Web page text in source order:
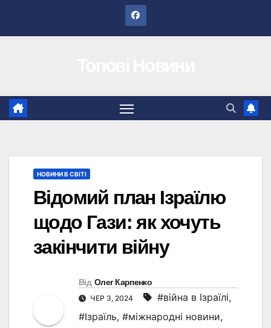
НОВИНИ В СВІТІ
Відомий план Ізраїлю
щодо Гази: як хочуть
закінчити війну
Від Олег Карпенко
ЧЕР 3, 2024 #війна в Ізраїлі,
#Ізраїль, #міжнародні новини,